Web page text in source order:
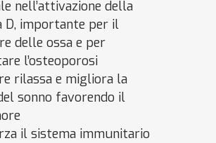
nell’attivazione della
D, importante per il
delle ossa e per
l’osteoporosi
rilassa e migliora la
sonno favorendo il
il sistema immunitario